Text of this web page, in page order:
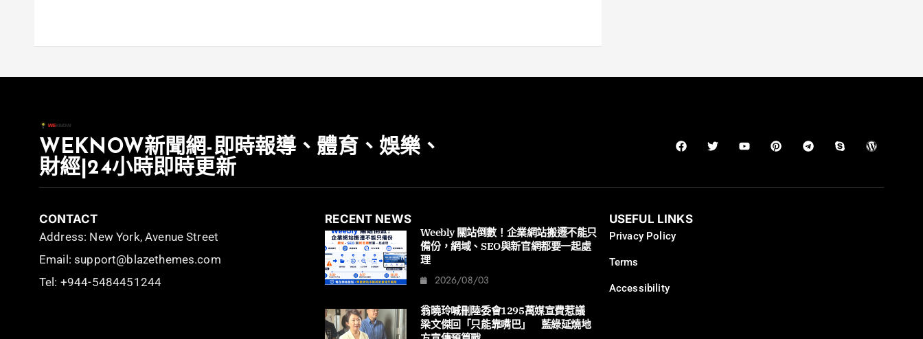
WEKNOW新聞網-即時報導、體育、娛樂、
財經|24小時即時更新
CONTACT
Address: New York, Avenue Street
Email: support@blazethemes.com
Tel: +944-5484451244
RECENT NEWS
Weebly 關站倒數！企業網站搬遷不能只
備份，網域、SEO與新官網都要一起處
理
2026/08/03
翁曉玲喊刪陸委會1295萬媒宣費惹議
梁文傑回「只能靠嘴巴」 藍綠延燒地
USEFUL LINKS
Privacy Policy
Terms
Accessibility